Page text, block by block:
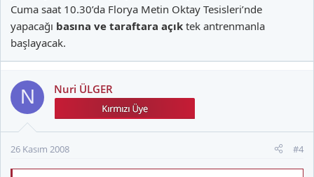
Cuma saat 10.30’da Florya Metin Oktay Tesisleri’nde
yapacağı basına ve taraftara açık tek antrenmanla
başlayacak.
N Nuri ÜLGER
26 Kasım 2008 #4